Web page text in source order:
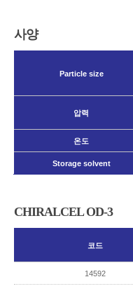
사양
Particle size
압력
온도
Storage solvent
CHIRALCEL OD-3
코드
14592